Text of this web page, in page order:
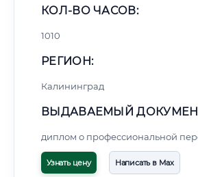
КОЛ-ВО ЧАСОВ:
1010
РЕГИОН:
Калининград
ВЫДАВАЕМЫЙ
диплом о профессиональной
Узнать цену Написать в Max